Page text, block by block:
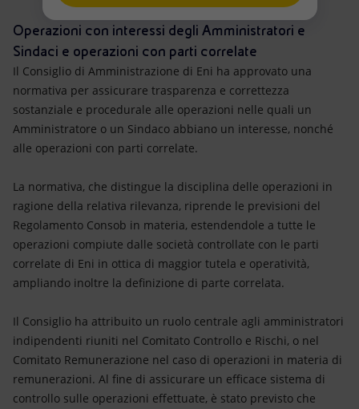
Modello satellitare
Energia accessibile
Innovazione
Scenari energetici
Attività nel mondo
Operazioni con interessi degli Amministratori e
Sindaci e operazioni con parti correlate
Il Consiglio di Amministrazione di Eni ha approvato una
normativa per assicurare trasparenza e correttezza
sostanziale e procedurale alle operazioni nelle quali un
Amministratore o un Sindaco abbiano un interesse, nonché
alle operazioni con parti correlate.
La normativa, che distingue la disciplina delle operazioni in
ragione della relativa rilevanza, riprende le previsioni del
Regolamento Consob in materia, estendendole a tutte le
operazioni compiute dalle società controllate con le parti
correlate di Eni in ottica di maggior tutela e operatività,
ampliando inoltre la definizione di parte correlata.
Il Consiglio ha attribuito un ruolo centrale agli amministratori
indipendenti riuniti nel Comitato Controllo e Rischi, o nel
Comitato Remunerazione nel caso di operazioni in materia di
remunerazioni. Al fine di assicurare un efficace sistema di
controllo sulle operazioni effettuate, è stato previsto che